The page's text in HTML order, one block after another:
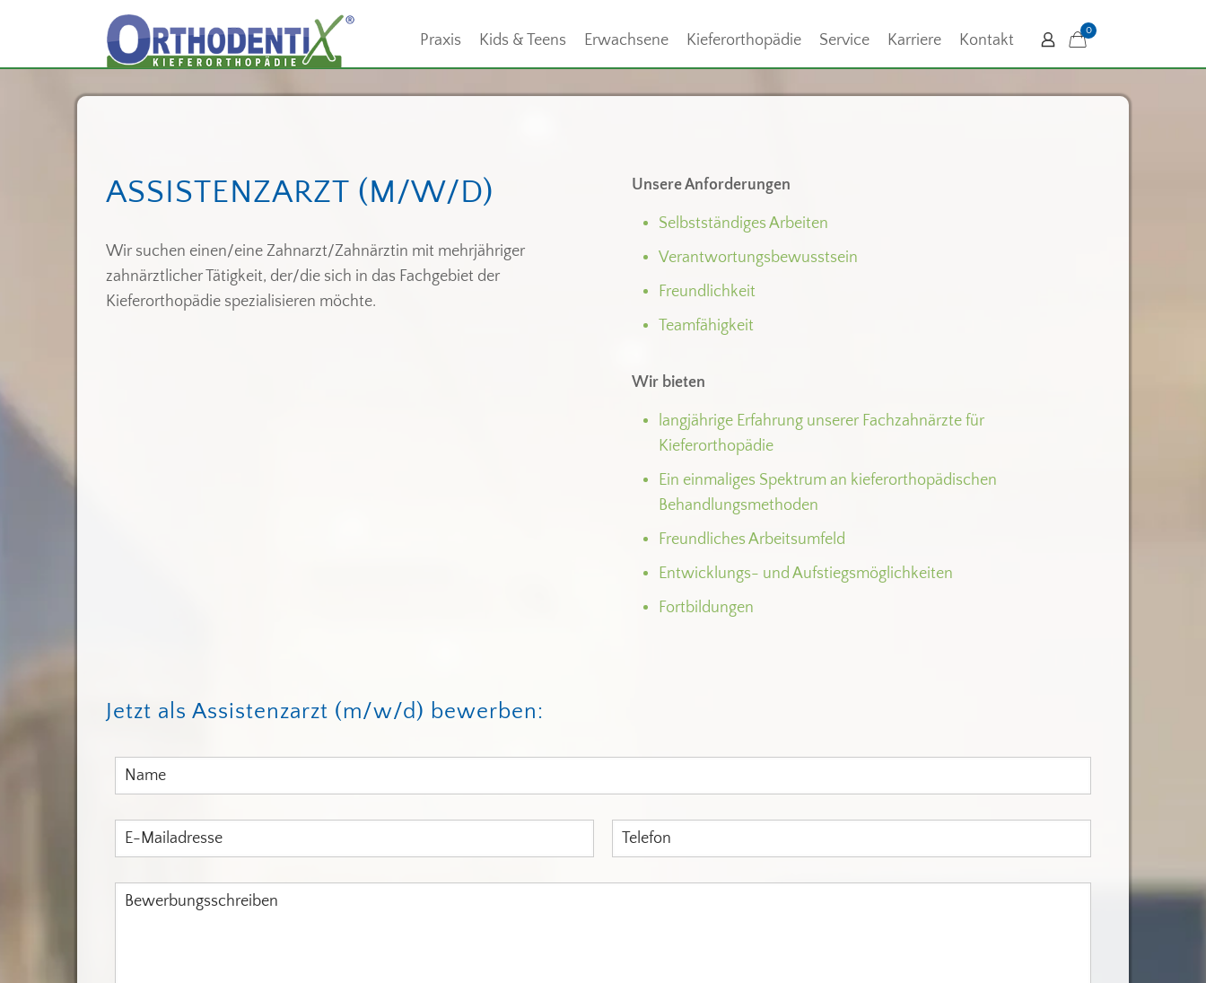
Praxis Kids & Teens Erwachsene Kieferorthopädie Service Karriere Kontakt
0
ASSISTENZARZT (M/W/D)
Wir suchen einen/eine Zahnarzt/Zahnärztin mit mehrjähriger
zahnärztlicher Tätigkeit, der/die sich in das Fachgebiet der
Kieferorthopädie spezialisieren möchte.
Unsere Anforderungen
Selbstständiges Arbeiten
Verantwortungsbewusstsein
Freundlichkeit
Teamfähigkeit
Wir bieten
langjährige Erfahrung unserer Fachzahnärzte für
Kieferorthopädie
Ein einmaliges Spektrum an kieferorthopädischen
Behandlungsmethoden
Freundliches Arbeitsumfeld
Entwicklungs- und Aufstiegsmöglichkeiten
Fortbildungen
Jetzt als Assistenzarzt (m/w/d) bewerben: